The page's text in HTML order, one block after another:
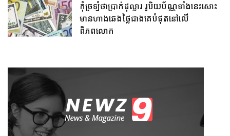
កុំច្រឡំថាប្រាក់ដុល្លារ រូបិយប័ណ្ណទាំងនេះសោះ
មានហាងឆេងថ្លៃជាងគេបំផុតនៅលើ
ពិភពលោក